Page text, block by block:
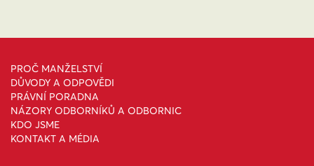
PROČ MANŽELSTVÍ
DŮVODY A ODPOVĚDI
PRÁVNÍ PORADNA
NÁZORY ODBORNÍKŮ A ODBORNIC
KDO JSME
KONTAKT A MÉDIA